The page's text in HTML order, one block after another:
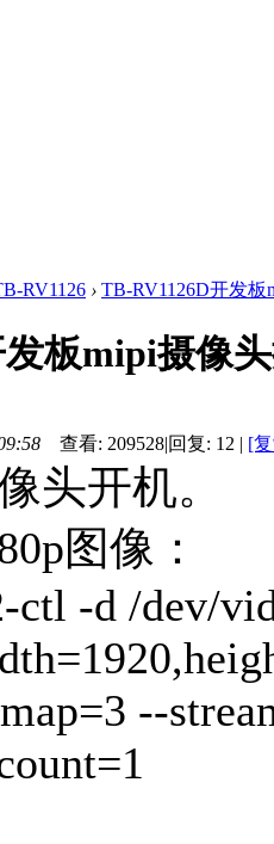
RV1126 › TB-RV1126D开发
板mipi摄像
查看: 209528|回复: 12 | [
头开机。
图像：
ctl -d /dev/
--